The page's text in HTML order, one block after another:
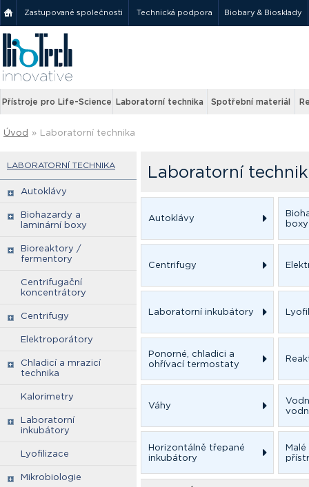
Zastupované společnosti Technická podpora Biobary & Biosklady
Přístroje pro Life-Science Laboratorní technika Spotřební materiál
Úvod » Laboratorní technika
LABORATORNÍ TECHNIKA
Autoklávy
Biohazardy a
laminární boxy
Bioreaktory /
fermentory
Centrifugační
koncentrátory
Centrifugy
Elektroporátory
Chladicí a mrazicí
technika
Kalorimetry
Laboratorní
inkubátory
Lyofilizace
Mikrobiologie
Laboratorní
Autoklávy
boxy
Centrifugy
Laboratorní inkubátory
Ponorné, chladici a
ohřívací termostaty
Váhy
Horizontálně třepané
inkubátory